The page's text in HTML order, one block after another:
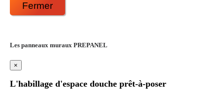
Fermer
Les panneaux muraux PREPANEL
×
L'habillage d'espace douche prêt-à-poser